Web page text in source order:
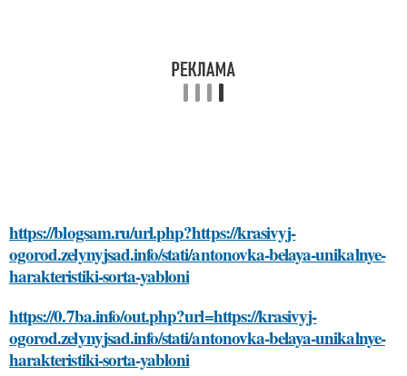
https://blogsam.ru/url.php?https://krasivyj-
ogorod.zelynyjsad.info/stati/antonovka-belaya-unikalnye-
harakteristiki-sorta-yabloni
https://0.7ba.info/out.php?url=https://krasivyj-
ogorod.zelynyjsad.info/stati/antonovka-belaya-unikalnye-
harakteristiki-sorta-yabloni